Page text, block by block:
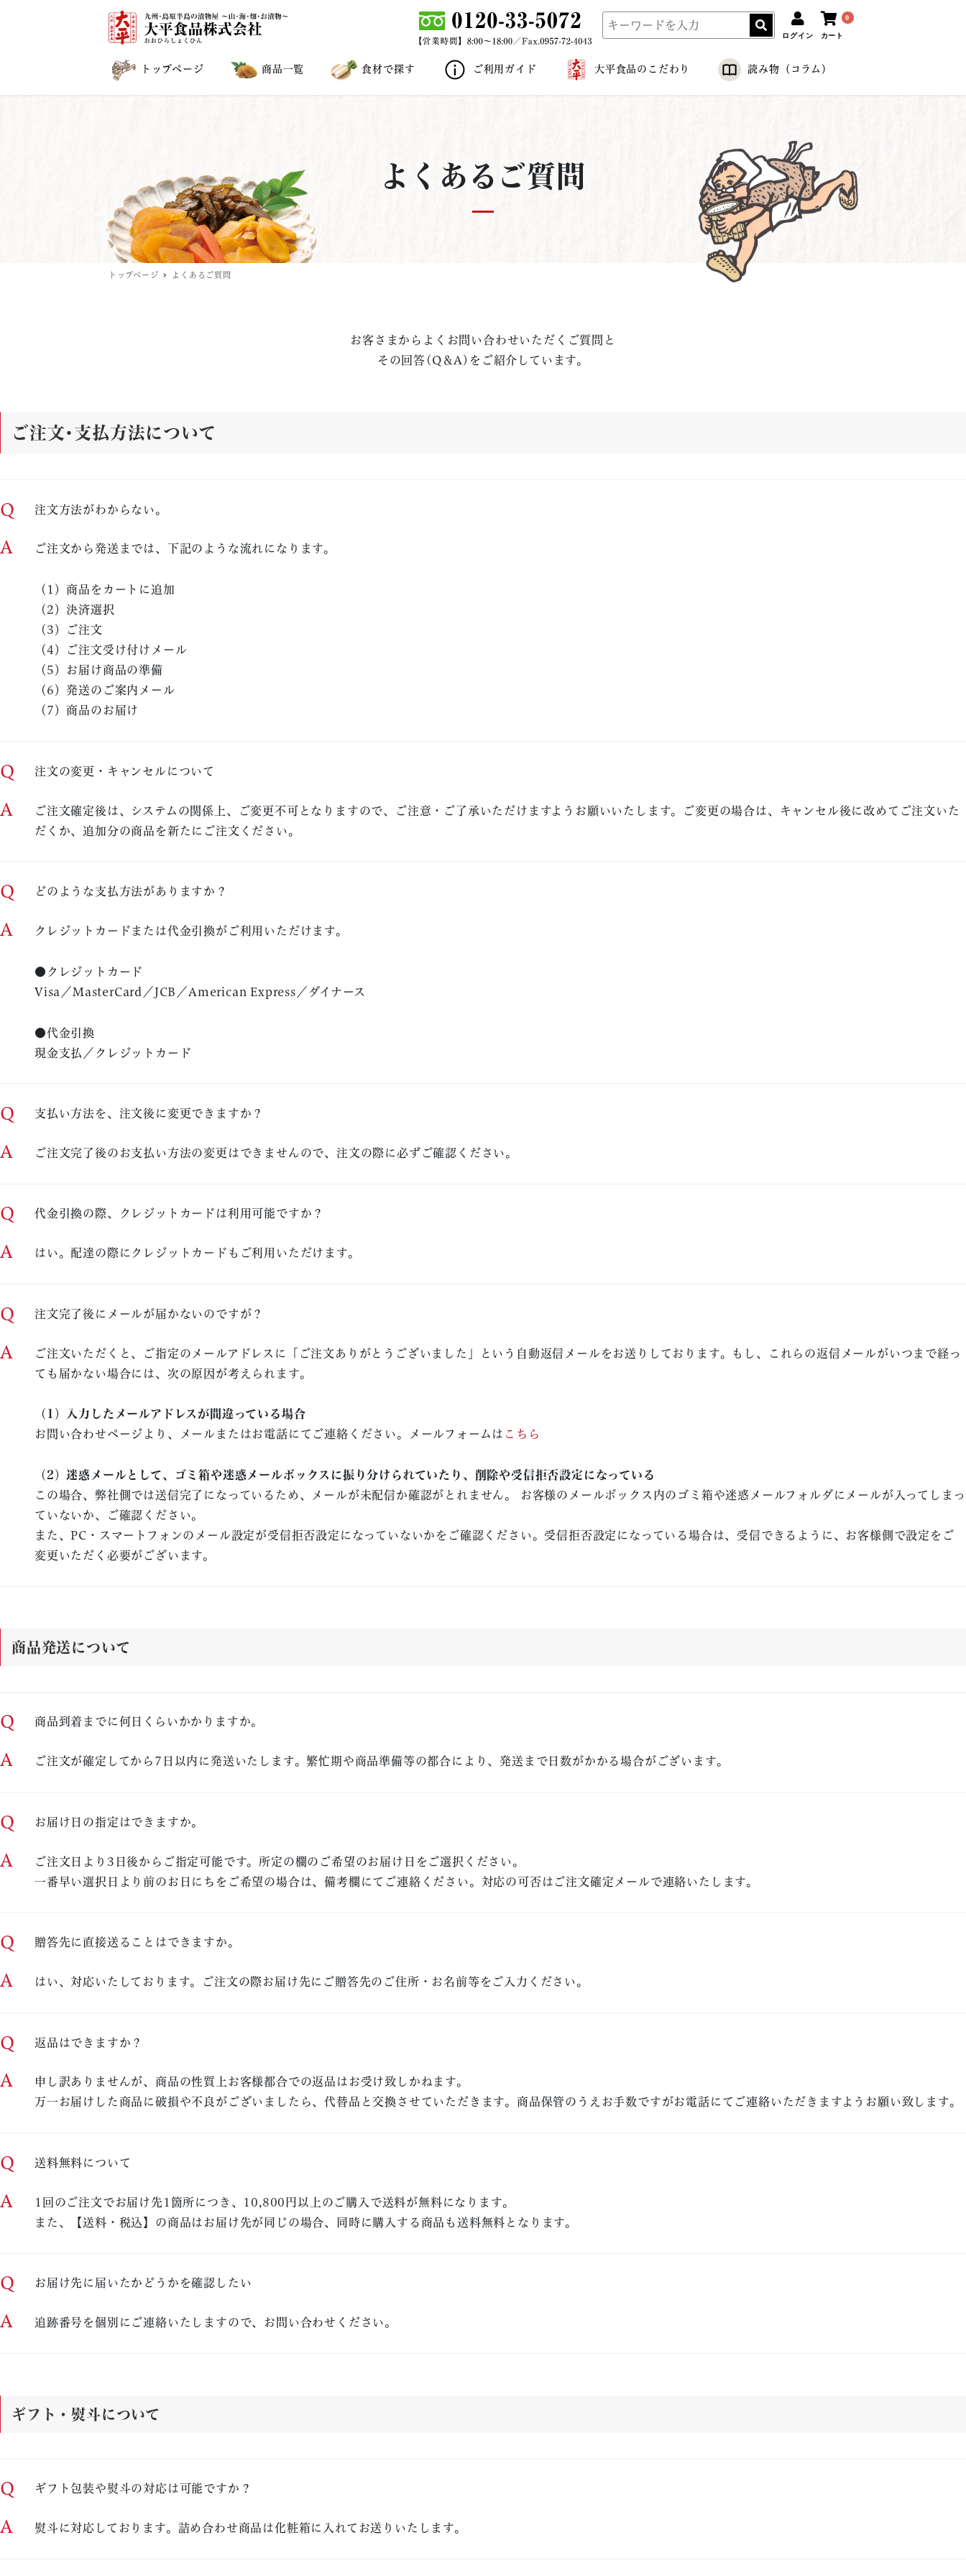
ログイン
0
カート
トップページ 商品一覧 食材で探す ご利用ガイド 大平食品のこだわり 読み物（コラム）
よくあるご質問
トップページ よくあるご質問
お客さまからよくお問い合わせいただくご質問と
その回答(Q＆A)をご紹介しています。
ご注文･支払方法について
Q 注文方法がわからない。
A ご注文から発送までは、下記のような流れになります。
（1）商品をカートに追加
（2）決済選択
（3）ご注文
（4）ご注文受け付けメール
（5）お届け商品の準備
（6）発送のご案内メール
（7）商品のお届け
Q 注文の変更・キャンセルについて
A
ご注文確定後は、システムの関係上、ご変更不可となりますので、ご注意・ご了承いただけますようお願いいたします。ご変更の場合は、キャンセル後に改めてご注文いた
だくか、追加分の商品を新たにご注文ください。
Q どのような支払方法がありますか？
A クレジットカードまたは代金引換がご利用いただけます。
●クレジットカード
Visa／MasterCard／JCB／American Express／ダイナース
●代金引換
現金支払／クレジットカード
Q 支払い方法を、注文後に変更できますか？
A ご注文完了後のお支払い方法の変更はできませんので、注文の際に必ずご確認ください。
Q 代金引換の際、クレジットカードは利用可能ですか？
A はい。配達の際にクレジットカードもご利用いただけます。
Q 注文完了後にメールが届かないのですが？
A
ご注文いただくと、ご指定のメールアドレスに「ご注文ありがとうございました」という自動返信メールをお送りしております。もし、これらの返信メールがいつまで経っ
ても届かない場合には、次の原因が考えられます。
（1）入力したメールアドレスが間違っている場合
お問い合わせページより、メールまたはお電話にてご連絡ください。メールフォームは こちら
（2）迷惑メールとして、ゴミ箱や迷惑メールボックスに振り分けられていたり、削除や受信拒否設定になっている
この場合、弊社側では送信完了になっているため、メールが未配信か確認がとれません。 お客様のメールボックス内のゴミ箱や迷惑メールフォルダにメールが入ってしまっ
ていないか、ご確認ください。
また、PC・スマートフォンのメール設定が受信拒否設定になっていないかをご確認ください。受信拒否設定になっている場合は、受信できるように、お客様側で設定をご
変更いただく必要がございます。
商品発送について
Q 商品到着までに何日くらいかかりますか。
A ご注文が確定してから7日以内に発送いたします。繁忙期や商品準備等の都合により、発送まで日数がかかる場合がございます。
Q お届け日の指定はできますか。
A
ご注文日より3日後からご指定可能です。所定の欄のご希望のお届け日をご選択ください。
一番早い選択日より前のお日にちをご希望の場合は、備考欄にてご連絡ください。対応の可否はご注文確定メールで連絡いたします。
Q 贈答先に直接送ることはできますか。
A はい、対応いたしております。ご注文の際お届け先にご贈答先のご住所・お名前等をご入力ください。
Q 返品はできますか？
A
申し訳ありませんが、商品の性質上お客様都合での返品はお受け致しかねます。
万一お届けした商品に破損や不良がございましたら、代替品と交換させていただきます。商品保管のうえお手数ですがお電話にてご連絡いただきますようお願い致します。
Q 送料無料について
A
1回のご注文でお届け先1箇所につき、10,800円以上のご購入で送料が無料になります。
また、【送料・税込】の商品はお届け先が同じの場合、同時に購入する商品も送料無料となります。
Q お届け先に届いたかどうかを確認したい
A 追跡番号を個別にご連絡いたしますので、お問い合わせください。
ギフト・熨斗について
Q ギフト包装や熨斗の対応は可能ですか？
A 熨斗に対応しております。詰め合わせ商品は化粧箱に入れてお送りいたします。